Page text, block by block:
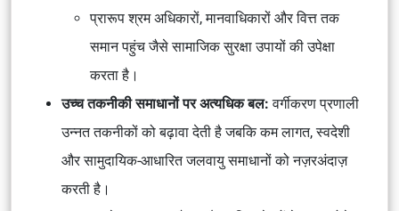
प्रारूप श्रम अधिकारों, मानवाधिकारों और वित्त तक
समान पहुंच जैसे सामाजिक सुरक्षा उपायों की उपेक्षा
करता है।
उच्च तकनीकी समाधानों पर अत्यधिक बल: वर्गीकरण प्रणाली
उन्नत तकनीकों को बढ़ावा देती है जबकि कम लागत, स्वदेशी
और सामुदायिक-आधारित जलवायु समाधानों को नज़रअंदाज़
करती है।